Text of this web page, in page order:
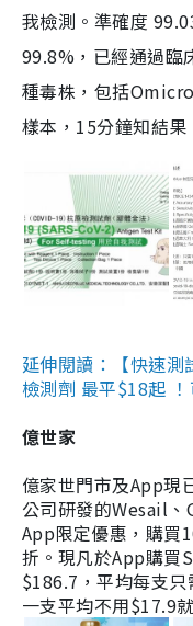
我檢測。準確度
99.8%，已經通過臨
種毒株，包括
樣本，15分鐘知結果
延伸閱讀：【快速
檢測劑 最平$18起
億世家
億家世門市及App現
公司研發的Wesail
App限定優惠，購買
折。現凡於App購買
$186.7，平均每支
一支平均不用$17.9